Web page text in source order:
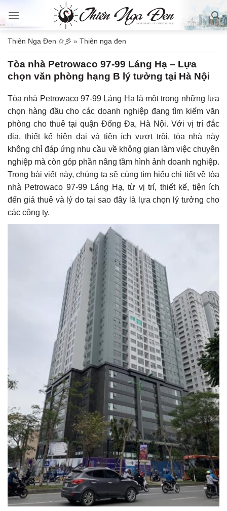
qua
dungThiên Nga Đen ✩彡 » Thiên nga đen
Tòa nhà Petrowaco 97-99 Láng Hạ – Lựa
chọn văn phòng hạng B lý tưởng tại Hà Nội
Tòa nhà Petrowaco 97-99 Láng Hạ là một trong những lựa
chọn hàng đầu cho các doanh nghiệp đang tìm kiếm văn
phòng cho thuê tại quận Đống Đa, Hà Nội. Với vị trí đắc
địa, thiết kế hiện đại và tiện ích vượt trội, tòa nhà này
không chỉ đáp ứng nhu cầu về không gian làm việc chuyên
nghiệp mà còn góp phần nâng tầm hình ảnh doanh nghiệp.
Trong bài viết này, chúng ta sẽ cùng tìm hiểu chi tiết về tòa
nhà Petrowaco 97-99 Láng Hạ, từ vị trí, thiết kế, tiện ích
đến giá thuê và lý do tại sao đây là lựa chọn lý tưởng cho
các công ty.